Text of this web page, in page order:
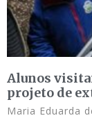
Alunos
projeto de
Maria Eduarda